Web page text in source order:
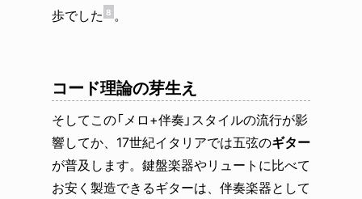
歩でした 8 。
コード理論の芽生え
そしてこの「メロ+伴奏」スタイルの流行が影
響してか、17世紀イタリアでは五弦のギター
が普及します。鍵盤楽器やリュートに比べて
お安く製造できるギターは、伴奏楽器として